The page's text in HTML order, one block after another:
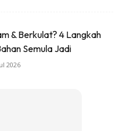
rumah?
& Berkulat? 4 Langkah
Semula Jadi
2026